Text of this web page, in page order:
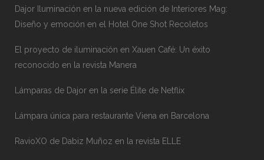
Dajor Iluminación en la nueva edición de Interiores Mag:
Diseño y emoción en el Hotel One Shot Recoletos
El proyecto de iluminación en Xauen Café: Un éxito
reconocido en la revista Manera
Lámparas de Dajor en la serie Élite de Netflix
Lámpara única para restaurante Viena en Barcelona
RavioXO de Dabiz Muñoz en la revista ELLE